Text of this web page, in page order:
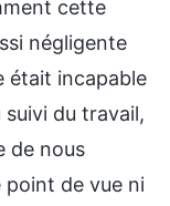
cette
négligente
était incapable
du travail,
de nous
point de vue ni